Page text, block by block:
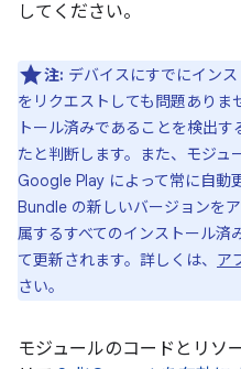
してください。
注: デバイスにすでにイン
をリクエストしても問題ありま
トール済みであることを検出
たと判断します。また、モジュ
Google Play によって常に自動
Bundle の新しいバージョンを
属するすべてのインストール済
て更新されます。詳しくは、 ア
さい。
モジュールのコードとリソ